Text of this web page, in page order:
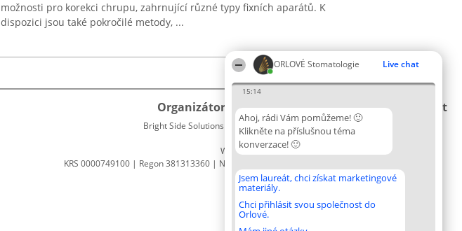
ORLOVÉ Stomatologie Live chat
15:14
Ahoj, rádi Vám pomůžeme! 🙂
Klikněte na příslušnou téma
konverzace! 🙂
Jsem laureát, chci získat marketingové
materiály.
Chci přihlásit svou společnost do
Orlové.
možnosti pro korekci chrupu, zahrnující různé typy fixních aparátů. K
dispozici jsou také pokročilé metody, ...
Organizátor hlasování
Bright Side Solutions sp. z o. o. sp. k.
ul. Ruska 22
Wrocław 50-079
KRS 0000749100 | Regon 381313360 | NIP 8943132676
Plebiscyt
Vítězové
Seznam
Zásady
Zásady
ochrany
Kontakt